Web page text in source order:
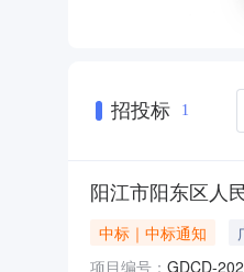
招投标 1
阳江市阳东区人
中标｜中标通知
项目编号： GDCD-